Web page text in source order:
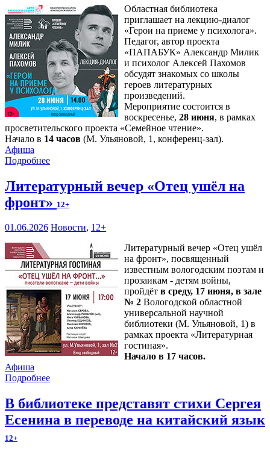
Областная библиотека
приглашает на лекцию-диалог
«Герои на приеме у психолога».
Педагог, автор проекта
«ПАПАБУК» Александр Милик
и психолог Алексей Пахомов
обсудят знакомых со школы
героев литературных
произведений.
Мероприятие состоится в
воскресенье, 28 июня, в рамках
просветительского проекта «Семейное чтение».
Начало в 14 часов (М. Ульяновой, 1, конференц-зал).
Афиша
Подробнее
Литературный вечер «Отец ушёл на
фронт» 12+
01.06.2026 Новости, 12+
Литературный вечер «Отец ушёл
на фронт», посвященный
известным вологодским поэтам и
прозаикам - детям войны,
пройдёт в среду, 17 июня, в зале
№ 2 Вологодской областной
универсальной научной
библиотеки (М. Ульяновой, 1) в
рамках проекта «Литературная
гостиная».
Начало в 17 часов.
Афиша
Подробнее
В библиотеке представят стихи Сергея
Есенина в переводе на китайский язык
12+